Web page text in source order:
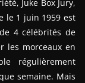
Juke Box Jury,
le 1 juin 1959 est
4 célébrités de
les morceaux en
régulièrement
semaine. Mais